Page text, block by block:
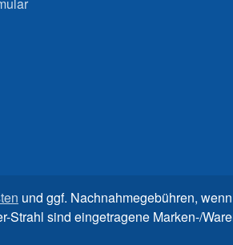
und ggf. Nachnahmegebühren,
sind eingetragene Marken-/